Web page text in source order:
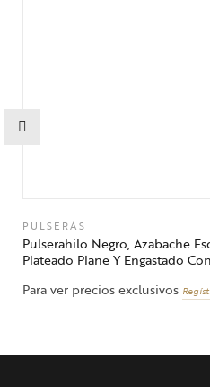
PULSERAS
Pulserahilo Negro, Azabache
Plateado Plane Y Engastado
Para ver precios exclusivos